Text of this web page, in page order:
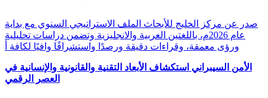
صدر عن مركز الخليج للأبحاث الملف الاستراتيجي السنوي مع بداية
عام 2026م، باللغتين العربية والانجليزية وتضمن دراسات تحليلية
ورؤى معمقة، وقراءات دقيقة ورصدًا واستشرافًا وافيًا لكافة أ
الأمن السيبراني استكشاف الأبعاد التقنية والقانونية والإنسانية في
العصر الرقمي